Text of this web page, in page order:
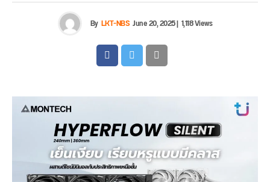
By LKT-NBSJune 20, 2025| 1,118 Views